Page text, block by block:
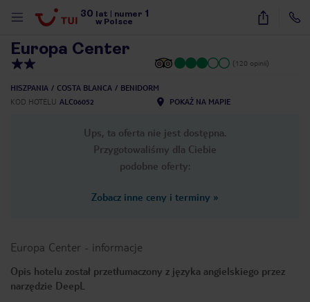
30 lat numer 1
w Polsce
15
Europa Center
(120 opinii)
HISZPANIA COSTA BLANCA
BENIDORM
KOD HOTELU ALC06052 POKAŻ NA MAPIE
Ups, ta oferta nie jest dostępna.
Przygotowaliśmy dla Ciebie
podobne oferty:
Zobacz inne ceny i terminy »
Europa Center - informacje
Opis hotelu został przetłumaczony z języka angielskiego przez
narzędzie DeepL